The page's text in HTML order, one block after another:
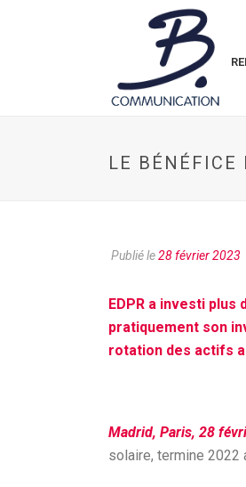
LE BÉNÉFICE
Publié le28 février 2023
EDPR a investi
pratiquement son
rotation des actifs
Madrid, Paris, 28
solaire, termine 2022